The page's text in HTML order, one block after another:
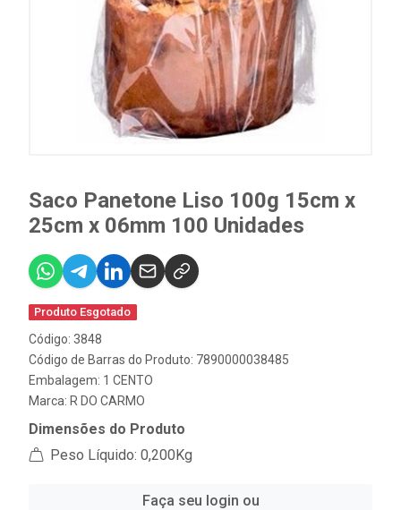
Saco Panetone Liso 100g 15cm x
25cm x 06mm 100 Unidades
Produto Esgotado
Código: 3848
Código de Barras do Produto: 7890000038485
Embalagem: 1 CENTO
Marca: R DO CARMO
Dimensões do Produto
Peso Líquido: 0,200Kg
Faça seu login ou